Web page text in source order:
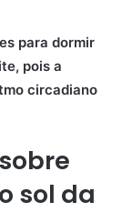
para dormir
pois a
circadiano
sol da